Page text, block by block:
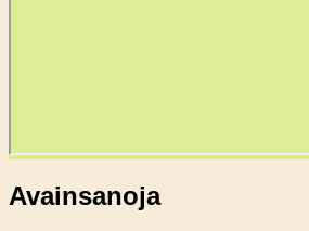
Avainsanoja